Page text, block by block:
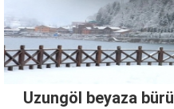
Uzungöl beyaza